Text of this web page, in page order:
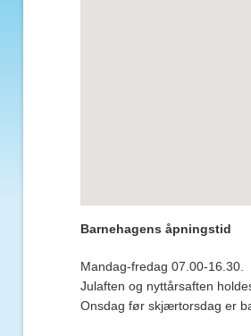
Barnehagens åpningstid
Mandag-fredag 07.00-16.30.
Julaften og nyttårsaften
Onsdag før skjærtorsdag er